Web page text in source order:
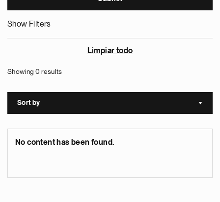
Show Filters
Limpiar todo
Showing 0 results
Sort by Sort
No content has been found.